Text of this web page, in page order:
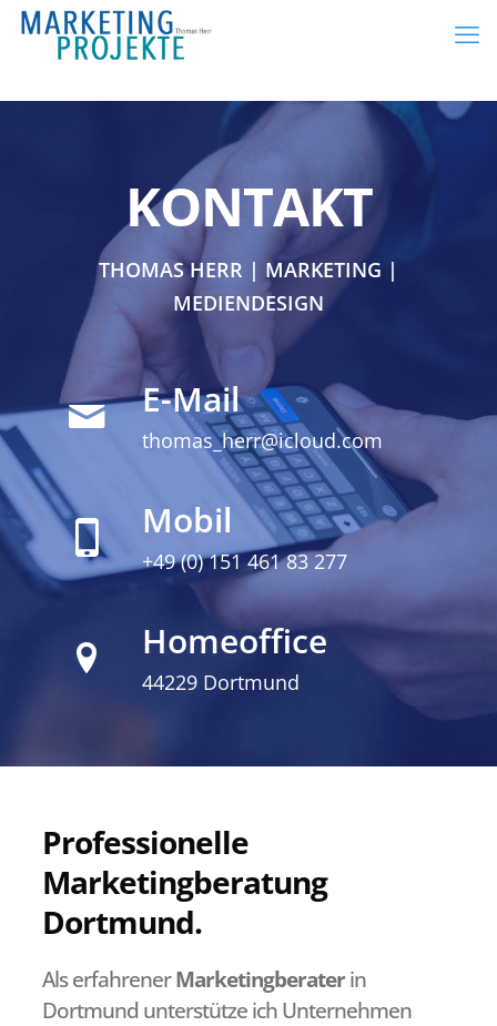
KONTAKT
THOMAS HERR | MARKETING |
MEDIENDESIGN
E-Mail
thomas_herr@icloud.com
Mobil
+49 (0) 151 461 83 277
Homeoffice
44229 Dortmund
Professionelle
Marketingberatung
Dortmund.
Als erfahrenerMarketingberaterin
Dortmund unterstütze ich Unternehmen